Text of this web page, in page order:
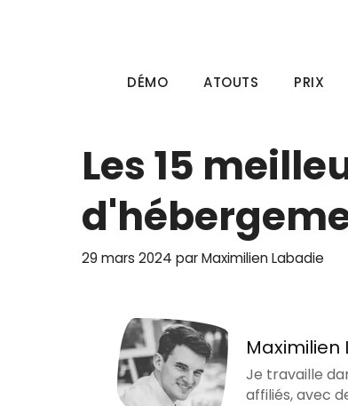
DÉMO ATOUTS PRIX
Les 15
29 mars 2024 parMaximilien Labadie
Maximilien
Je travaille
affiliés, avec